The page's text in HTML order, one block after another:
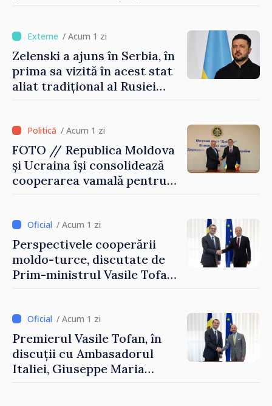
/ Acum 1 zi
Zelenski a ajuns în Serbia, în
prima sa vizită în acest stat
aliat tradițional al Rusiei
/ Acum 1 zi
FOTO // Republica Moldova
și Ucraina își consolidează
cooperarea vamală pentru
Reuniune la Moghiliov-
Podolsk
/ Acum 1 zi
Perspectivele cooperării
moldo-turce, discutate de
Prim-ministrul Vasile Tofan
/ Acum 1 zi
Premierul Vasile Tofan, în
discuții cu Ambasadorul
Italiei, Giuseppe Maria